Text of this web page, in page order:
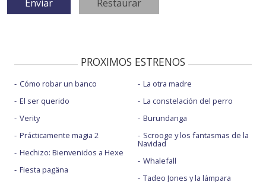
PROXIMOS ESTRENOS
Cómo robar un banco
El ser querido
Verity
Prácticamente magia 2
Hechizo: Bienvenidos a Hexe
Fiesta pagäna
La otra madre
La constelación del perro
Burundanga
Scrooge y los fantasmas de la
Navidad
Whalefall
Tadeo Jones y la lámpara